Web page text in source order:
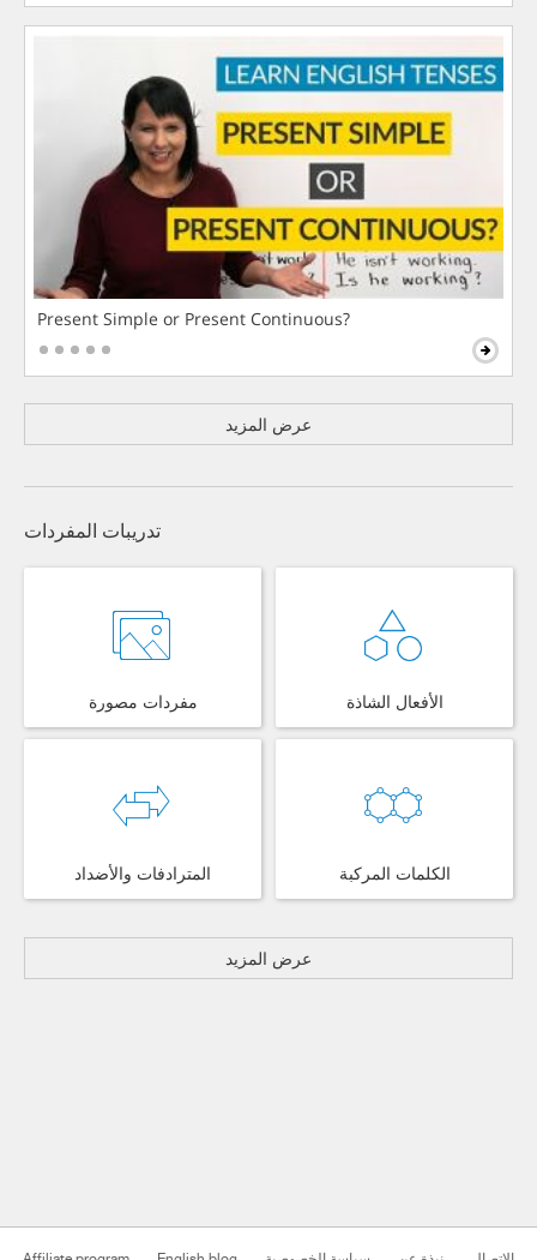
Present Simple or Present Continuous?
عرض المزيد
تدريبات المفردات
مفردات مصورة الأفعال الشاذة
المترادفات والأضداد الكلمات المركبة
عرض المزيد